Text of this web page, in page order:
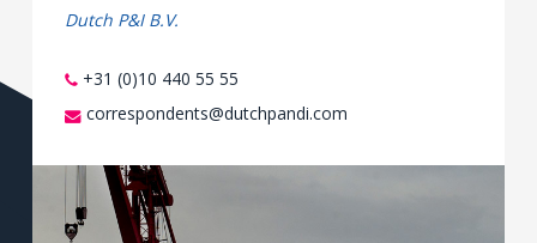
Dutch P&I B.V.
+31 (0)10 440 55 55
correspondents@dutchpandi.com